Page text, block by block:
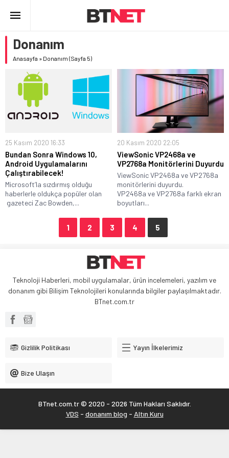
Donanım
Anasayfa » Donanım (Sayfa 5)
25 Kasım 2020 16:33
Bundan Sonra Windows 10,
Android Uygulamalarını
Çalıştırabilecek!
Microsoft’la sızdırmış olduğu
haberlerle oldukça popüler olan
gazeteci Zac Bowden,...
20 Kasım 2020 22:05
ViewSonic VP2468a ve
VP2768a Monitörlerini Duyurdu
ViewSonic VP2468a ve VP2768a
monitörlerini duyurdu.
VP2468a ve VP2768a farklı ekran
boyutları...
1 2 3 4 5
Teknoloji Haberleri, mobil uygulamalar, ürün incelemeleri, yazılım ve
donanım gibi Bilişim Teknolojileri konularında bilgiler paylaşılmaktadır.
BTnet.com.tr
Gizlilik Politikası Yayın İlkelerimiz
Bize Ulaşın
BTnet.com.tr © 2020 - 2026 Tüm Hakları Saklıdır.
VDS - donanım blog - Altın Kuru